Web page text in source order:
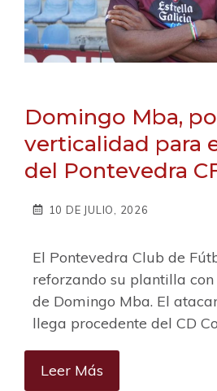
Domingo Mba,
verticalidad para
del Pontevedra
10 DE JULIO, 2026
El Pontevedra Club de
reforzando su plantilla
de Domingo Mba. El
llega procedente del CD
Leer Más